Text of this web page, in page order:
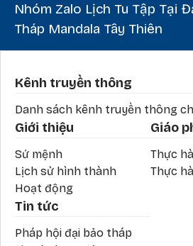
Nhóm Zalo Lịch Tu Tập Tại
Tháp Mandala Tây Thiên
Phần chân
Kênh truyền thông
Danh sách kênh truyền thông
Giới thiệu
Sứ mệnh
Lịch sử hình thành
Hoạt động
Giáo
Thực
Thực
Tin tức
Pháp hội đại bảo tháp